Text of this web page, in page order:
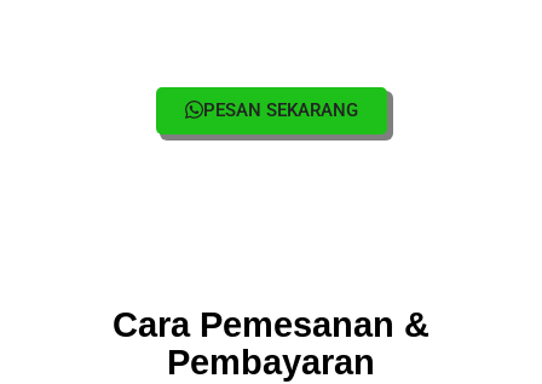
PESAN SEKARANG
Cara Pemesanan &
Pembayaran